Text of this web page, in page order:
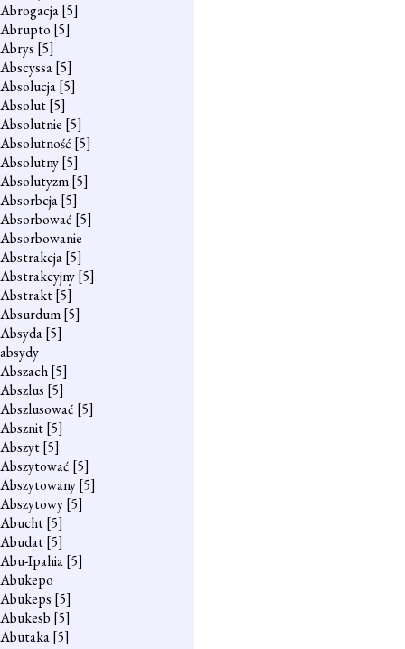
Abrogacja[5]
Abrupto [5]
Abrys [5]
Abscyssa[5]
Absolucja[5]
Absolut[5]
Absolutnie [5]
Absolutność [5]
Absolutny[5]
Absolutyzm[5]
Absorbcja[5]
Absorbować [5]
Absorbowanie
Abstrakcja[5]
Abstrakcyjny[5]
Abstrakt[5]
Absurdum[5]
Absyda[5]
absydy
Abszach[5]
Abszlus [5]
Abszlusować [5]
Absznit[5]
Abszyt[5]
Abszytować [5]
Abszytowany[5]
Abszytowy[5]
Abucht[5]
Abudat[5]
Abu-Ipahia[5]
Abukepo
Abukeps [5]
Abukesb [5]
Abutaka[5]